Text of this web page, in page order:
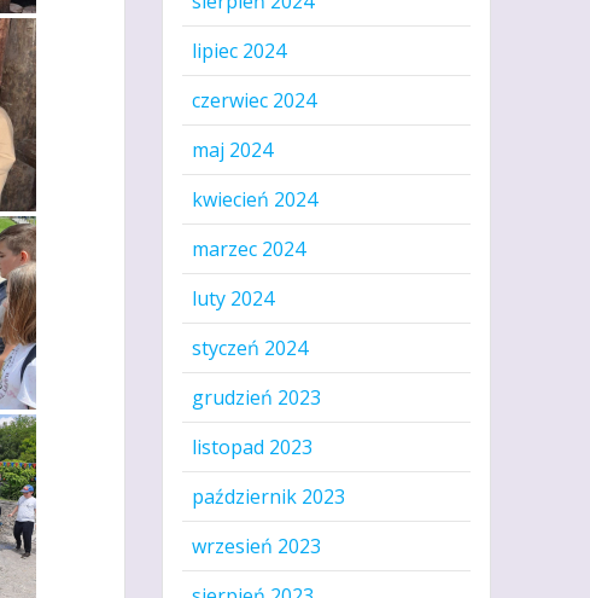
lipiec 2024
czerwiec 2024
maj 2024
kwiecień 2024
marzec 2024
luty 2024
styczeń 2024
grudzień 2023
listopad 2023
październik 2023
wrzesień 2023